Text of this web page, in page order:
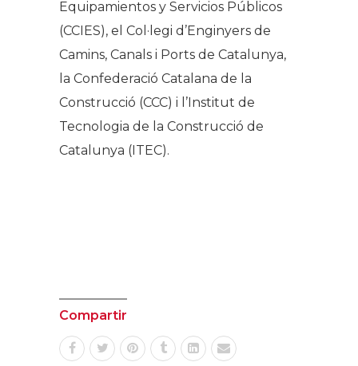
Equipamientos y Servicios Públicos
(CCIES), el Col·legi d’Enginyers de
Camins, Canals i Ports de Catalunya,
la Confederació Catalana de la
Construcció (CCC) i l’Institut de
Tecnologia de la Construcció de
Catalunya (ITEC).
Compartir